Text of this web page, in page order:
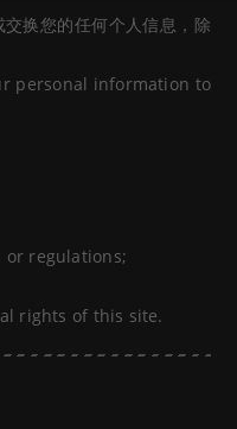
换您的任何个人信息，除
personal information to
or regulations;
rights of this site.